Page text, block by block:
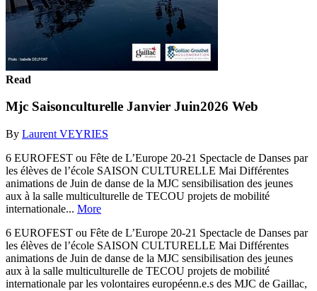
Read
Mjc Saisonculturelle Janvier Juin2026 Web
By Laurent VEYRIES
6 EUROFEST ou Fête de L’Europe 20-21 Spectacle de Danses par
les élèves de l’école SAISON CULTURELLE Mai Différentes
animations de Juin de danse de la MJC sensibilisation des jeunes
aux à la salle multiculturelle de TECOU projets de mobilité
internationale... More
6 EUROFEST ou Fête de L’Europe 20-21 Spectacle de Danses par
les élèves de l’école SAISON CULTURELLE Mai Différentes
animations de Juin de danse de la MJC sensibilisation des jeunes
aux à la salle multiculturelle de TECOU projets de mobilité
internationale par les volontaires européenn.e.s des MJC de Gaillac,